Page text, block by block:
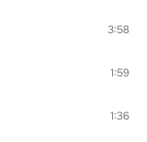
3:58
1:59
1:36